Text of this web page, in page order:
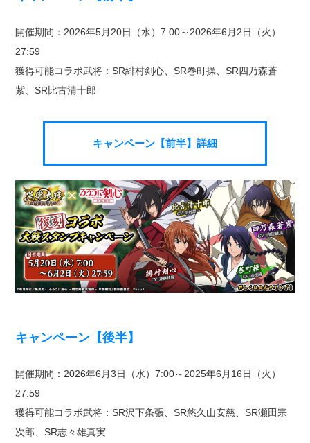
開催期間：2026年5月20日（水）7:00～2026年6月2日（火）
27:59
獲得可能コラボ武将：SR緋村剣心、SR巻町操、SR四乃森蒼
紫、SR比古清十郎
キャンペーン【前半】詳細
キャンペーン【後半】
開催期間：2026年6月3日（水）7:00～2025年6月16日（火）
27:59
獲得可能コラボ武将：SR沢下条張、SR悠久山安慈、SR瀬田宗
次郎、SR志々雄真実